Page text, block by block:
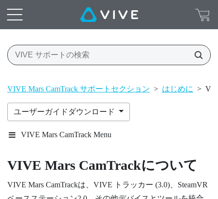
VIVE Mars CamTrack サポートセクション > はじめに >
ユーザーガイドダウンロード
VIVE Mars CamTrack Menu
VIVE Mars CamTrackについて
VIVE Mars CamTrackは、 VIVE トラッカー (3.0)
SteamVR